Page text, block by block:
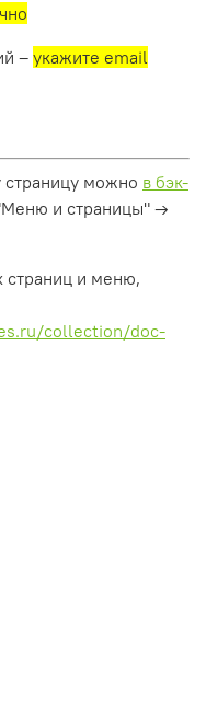
– укажите email
страницу можно в бэк-
и страницы" →
страниц и меню,
collection/doc-